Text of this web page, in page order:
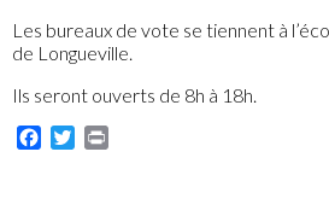
Les bureaux de vote se tiennent à
de Longueville.
Ils seront ouverts de 8h à 18h.
Facebook
Twitter